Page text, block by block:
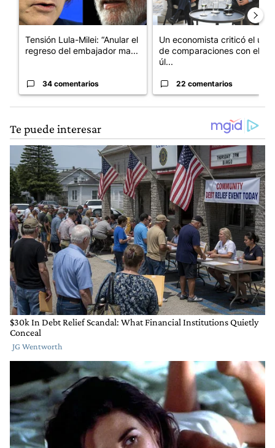
Tensión Lula-Milei: “Anular el
regreso del embajador ma...
34 comentarios
Un economista criticó el uso
de comparaciones con el
úl...
22 comentarios